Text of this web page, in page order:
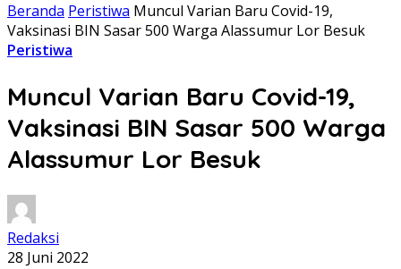
Beranda Peristiwa Muncul Varian Baru Covid-19,
Vaksinasi BIN Sasar 500 Warga Alassumur Lor Besuk
Peristiwa
Muncul Varian Baru Covid-19,
Vaksinasi BIN Sasar 500 Warga
Alassumur Lor Besuk
Redaksi
28 Juni 2022